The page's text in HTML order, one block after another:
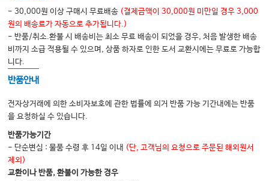
- 30,000원 이상 구매시 무료배송 (결제금액이 30,000원 미만일 경우 3,000
원의 배송료가 자동으로 추가됩니다.)
- 반품/취소.환불 시 배송비는 최소 무료 배송이 되었을 경우, 처음 발생한 배송
비까지 소급 적용될 수 있으며, 상품 하자로 인한 도서 교환시에는 무료로 가능합
니다.
반품안내
전자상거래에 의한 소비자보호에 관한 법률에 의거 반품 가능 기간내에는 반품
을 요청하실 수 있습니다.
반품가능기간
- 단순변심 : 물품 수령 후 14일 이내 (단, 고객님의 요청으로 주문된 해외원서
제외)
교환이나 반품, 환불이 가능한 경우